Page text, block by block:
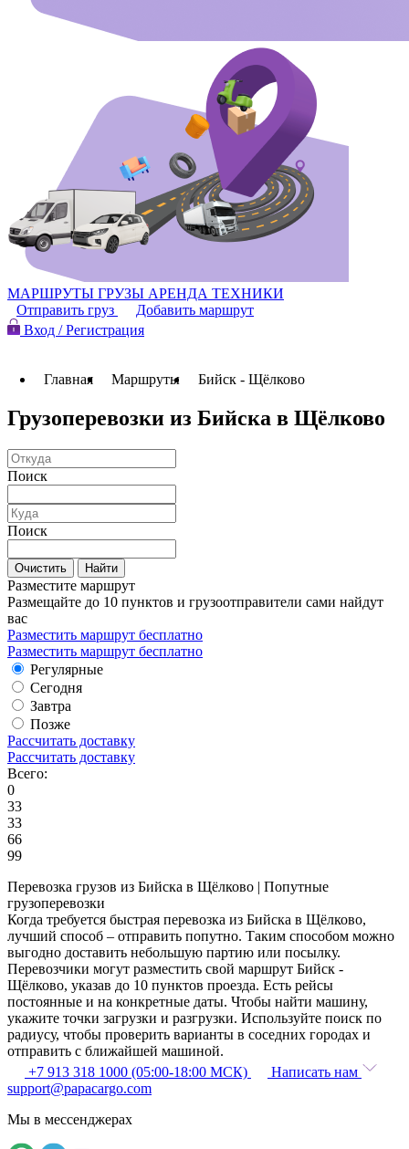
МАРШРУТЫ ГРУЗЫ АРЕНДА ТЕХНИКИ
Отправить груз
Добавить маршрут
Вход / Регистрация
Главная Маршруты Бийск - Щёлково
Грузоперевозки из Бийска в Щёлково
Поиск
Поиск
Очистить Найти
Разместите маршрут
Размещайте до 10 пунктов и грузоотправители сами найдут
вас
Разместить маршрут бесплатно
Разместить маршрут бесплатно
Регулярные
Сегодня
Завтра
Позже
Рассчитать доставку
Рассчитать доставку
Всего:
0
33
33
66
99
Перевозка грузов из Бийска в Щёлково | Попутные
грузоперевозки
Когда требуется быстрая перевозка из Бийска в Щёлково,
лучший способ – отправить попутно. Таким способом можно
выгодно доставить небольшую партию или посылку.
Перевозчики могут разместить свой маршрут Бийск -
Щёлково, указав до 10 пунктов проезда. Есть рейсы
постоянные и на конкретные даты. Чтобы найти машину,
укажите точки загрузки и разгрузки. Используйте поиск по
радиусу, чтобы проверить варианты в соседних городах и
отправить с ближайшей машиной.
+7 913 318 1000 (05:00-18:00 МСК)
Написать нам
support@papacargo.com
Мы в мессенджерах